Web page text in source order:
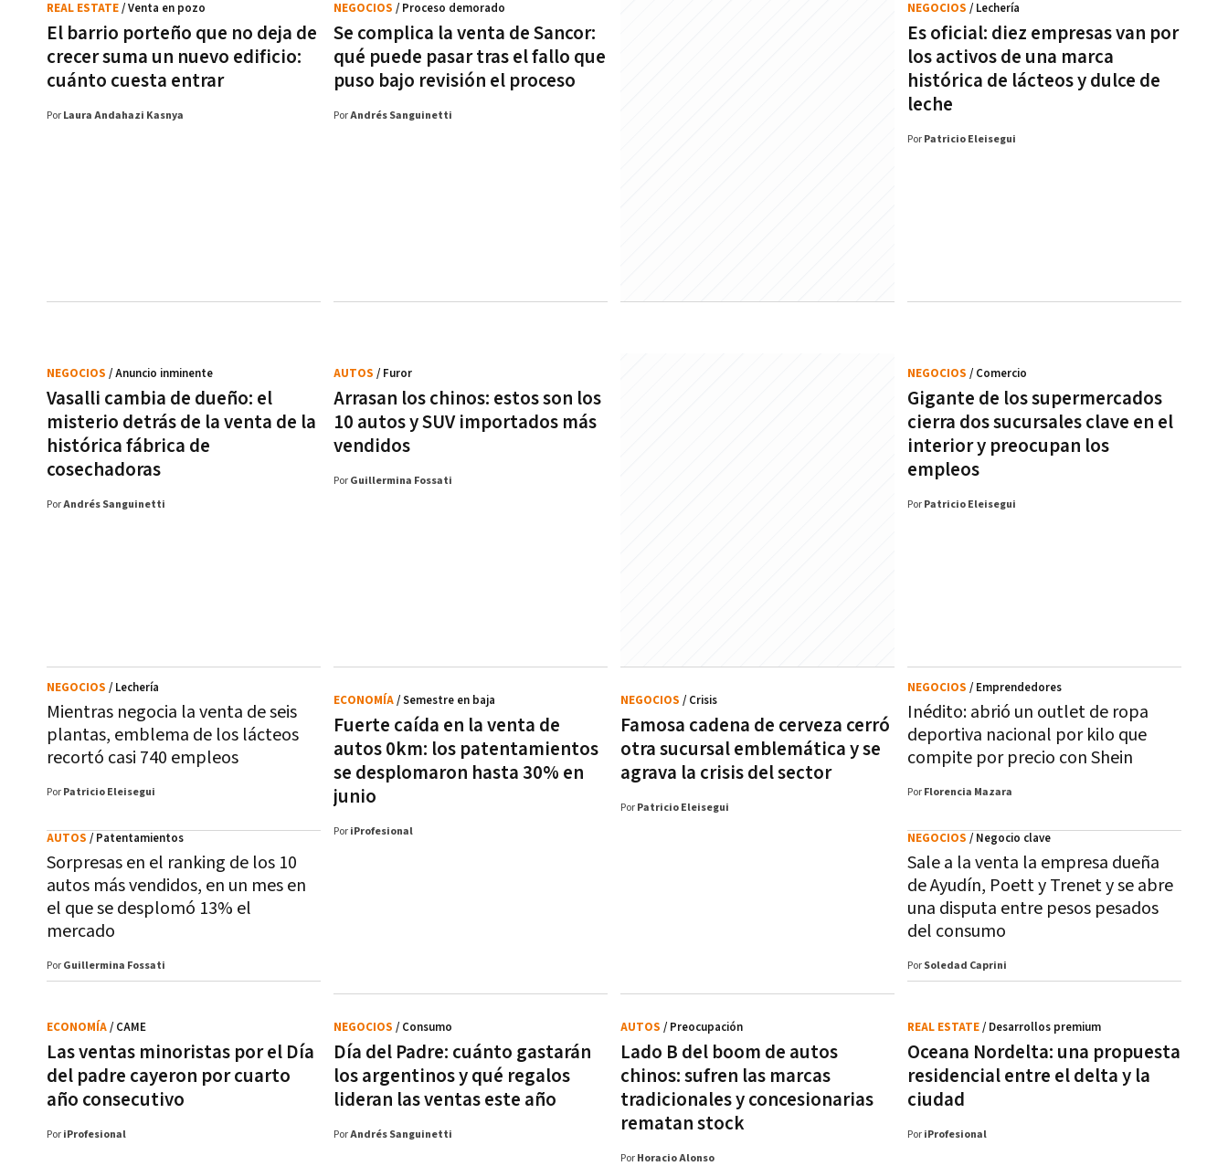
El barrio porteño que no deja de
crecer suma un nuevo edificio:
cuánto cuesta entrar
REAL ESTATE/ Venta en pozo
Por Laura Andahazi Kasnya
Se complica la venta de Sancor:
qué puede pasar tras el fallo que
puso bajo revisión el proceso
NEGOCIOS / Proceso demorado
PorAndrés Sanguinetti
Es oficial: diez empresas van por
los activos de una marca
histórica de lácteos y dulce de
leche
NEGOCIOS / Lechería
Por Patricio Eleisegui
Vasalli cambia de dueño: el
misterio detrás de la venta de la
histórica fábrica de
cosechadoras
NEGOCIOS / Anuncio inminente
PorAndrés Sanguinetti
Arrasan los chinos: estos son los
10 autos y SUV importados más
vendidos
AUTOS / Furor
Por Guillermina Fossati
Gigante de los supermercados
cierra dos sucursales clave en el
interior y preocupan los
empleos
NEGOCIOS / Comercio
Por Patricio Eleisegui
Mientras negocia la venta de seis
plantas, emblema de los lácteos
recortó casi 740 empleos
NEGOCIOS / Lechería
Por Patricio Eleisegui
Sorpresas en el ranking de los 10
autos más vendidos, en un mes en
el que se desplomó 13% el
mercado
AUTOS / Patentamientos
Por Guillermina Fossati
Fuerte caída en la venta de
autos 0km: los patentamientos
se desplomaron hasta 30% en
junio
ECONOMÍA/ Semestre en baja
Por iProfesional
Famosa cadena de cerveza cerró
otra sucursal emblemática y se
agrava la crisis del sector
NEGOCIOS / Crisis
Por Patricio Eleisegui
Inédito: abrió un outlet de ropa
deportiva nacional por kilo que
compite por precio con Shein
NEGOCIOS / Emprendedores
Por Florencia Mazara
Sale a la venta la empresa dueña
de Ayudín, Poett y Trenet y se abre
una disputa entre pesos pesados
del consumo
NEGOCIOS / Negocio clave
Por Soledad Caprini
Las ventas minoristas por el Día
del padre cayeron por cuarto
año consecutivo
ECONOMÍA/ CAME
Por iProfesional
Día del Padre: cuánto gastarán
los argentinos y qué regalos
lideran las ventas este año
NEGOCIOS / Consumo
PorAndrés Sanguinetti
Lado B del boom de autos
chinos: sufren las marcas
tradicionales y concesionarias
rematan stock
AUTOS / Preocupación
Por Horacio Alonso
Oceana Nordelta: una propuesta
residencial entre el delta y la
ciudad
REAL ESTATE/ Desarrollos premium
Por iProfesional